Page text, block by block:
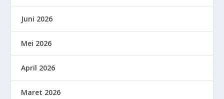
Juni 2026
Mei 2026
April 2026
Maret 2026